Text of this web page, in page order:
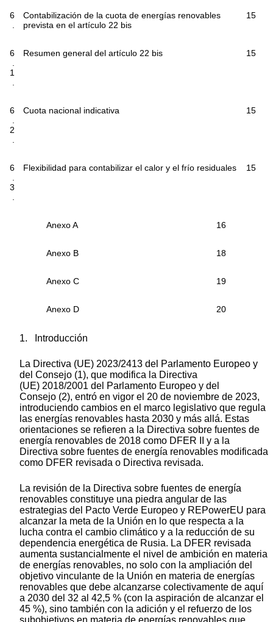
6
.
Contabilización de la cuota de energías renovables
prevista en el artículo 22 bis
15
6
.
1
.
Resumen general del artículo 22 bis 15
6
.
2
.
Cuota nacional indicativa 15
6
.
3
.
Flexibilidad para contabilizar el calor y el frío residuales 15
Anexo A 16
Anexo B 18
Anexo C 19
Anexo D 20
1. Introducción
La Directiva (UE) 2023/2413 del Parlamento Europeo y
del Consejo (1), que modifica la Directiva
(UE) 2018/2001 del Parlamento Europeo y del
Consejo (2), entró en vigor el 20 de noviembre de 2023,
introduciendo cambios en el marco legislativo que regula
las energías renovables hasta 2030 y más allá. Estas
orientaciones se refieren a la Directiva sobre fuentes de
energía renovables de 2018 como DFER II y a la
Directiva sobre fuentes de energía renovables modificada
como DFER revisada o Directiva revisada.
La revisión de la Directiva sobre fuentes de energía
renovables constituye una piedra angular de las
estrategias del Pacto Verde Europeo y REPowerEU para
alcanzar la meta de la Unión en lo que respecta a la
lucha contra el cambio climático y a la reducción de su
dependencia energética de Rusia. La DFER revisada
aumenta sustancialmente el nivel de ambición en materia
de energías renovables, no solo con la ampliación del
objetivo vinculante de la Unión en materia de energías
renovables que debe alcanzarse colectivamente de aquí
a 2030 del 32 al 42,5 % (con la aspiración de alcanzar el
45 %), sino también con la adición y el refuerzo de los